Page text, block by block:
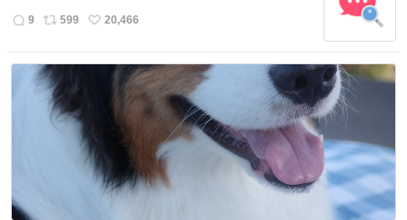
数
返
数
9
リ
ス
ト
数
599
い
ね
20,466